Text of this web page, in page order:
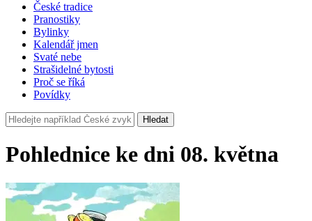
České tradice
Pranostiky
Bylinky
Kalendář jmen
Svaté nebe
Strašidelné bytosti
Proč se říká
Povídky
Hledat
Pohlednice ke dni 08. května